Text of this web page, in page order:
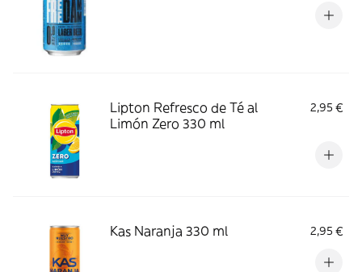
Lipton Refresco de Té al
Limón Zero 330 ml
2,95 €
Kas Naranja 330 ml 2,95 €